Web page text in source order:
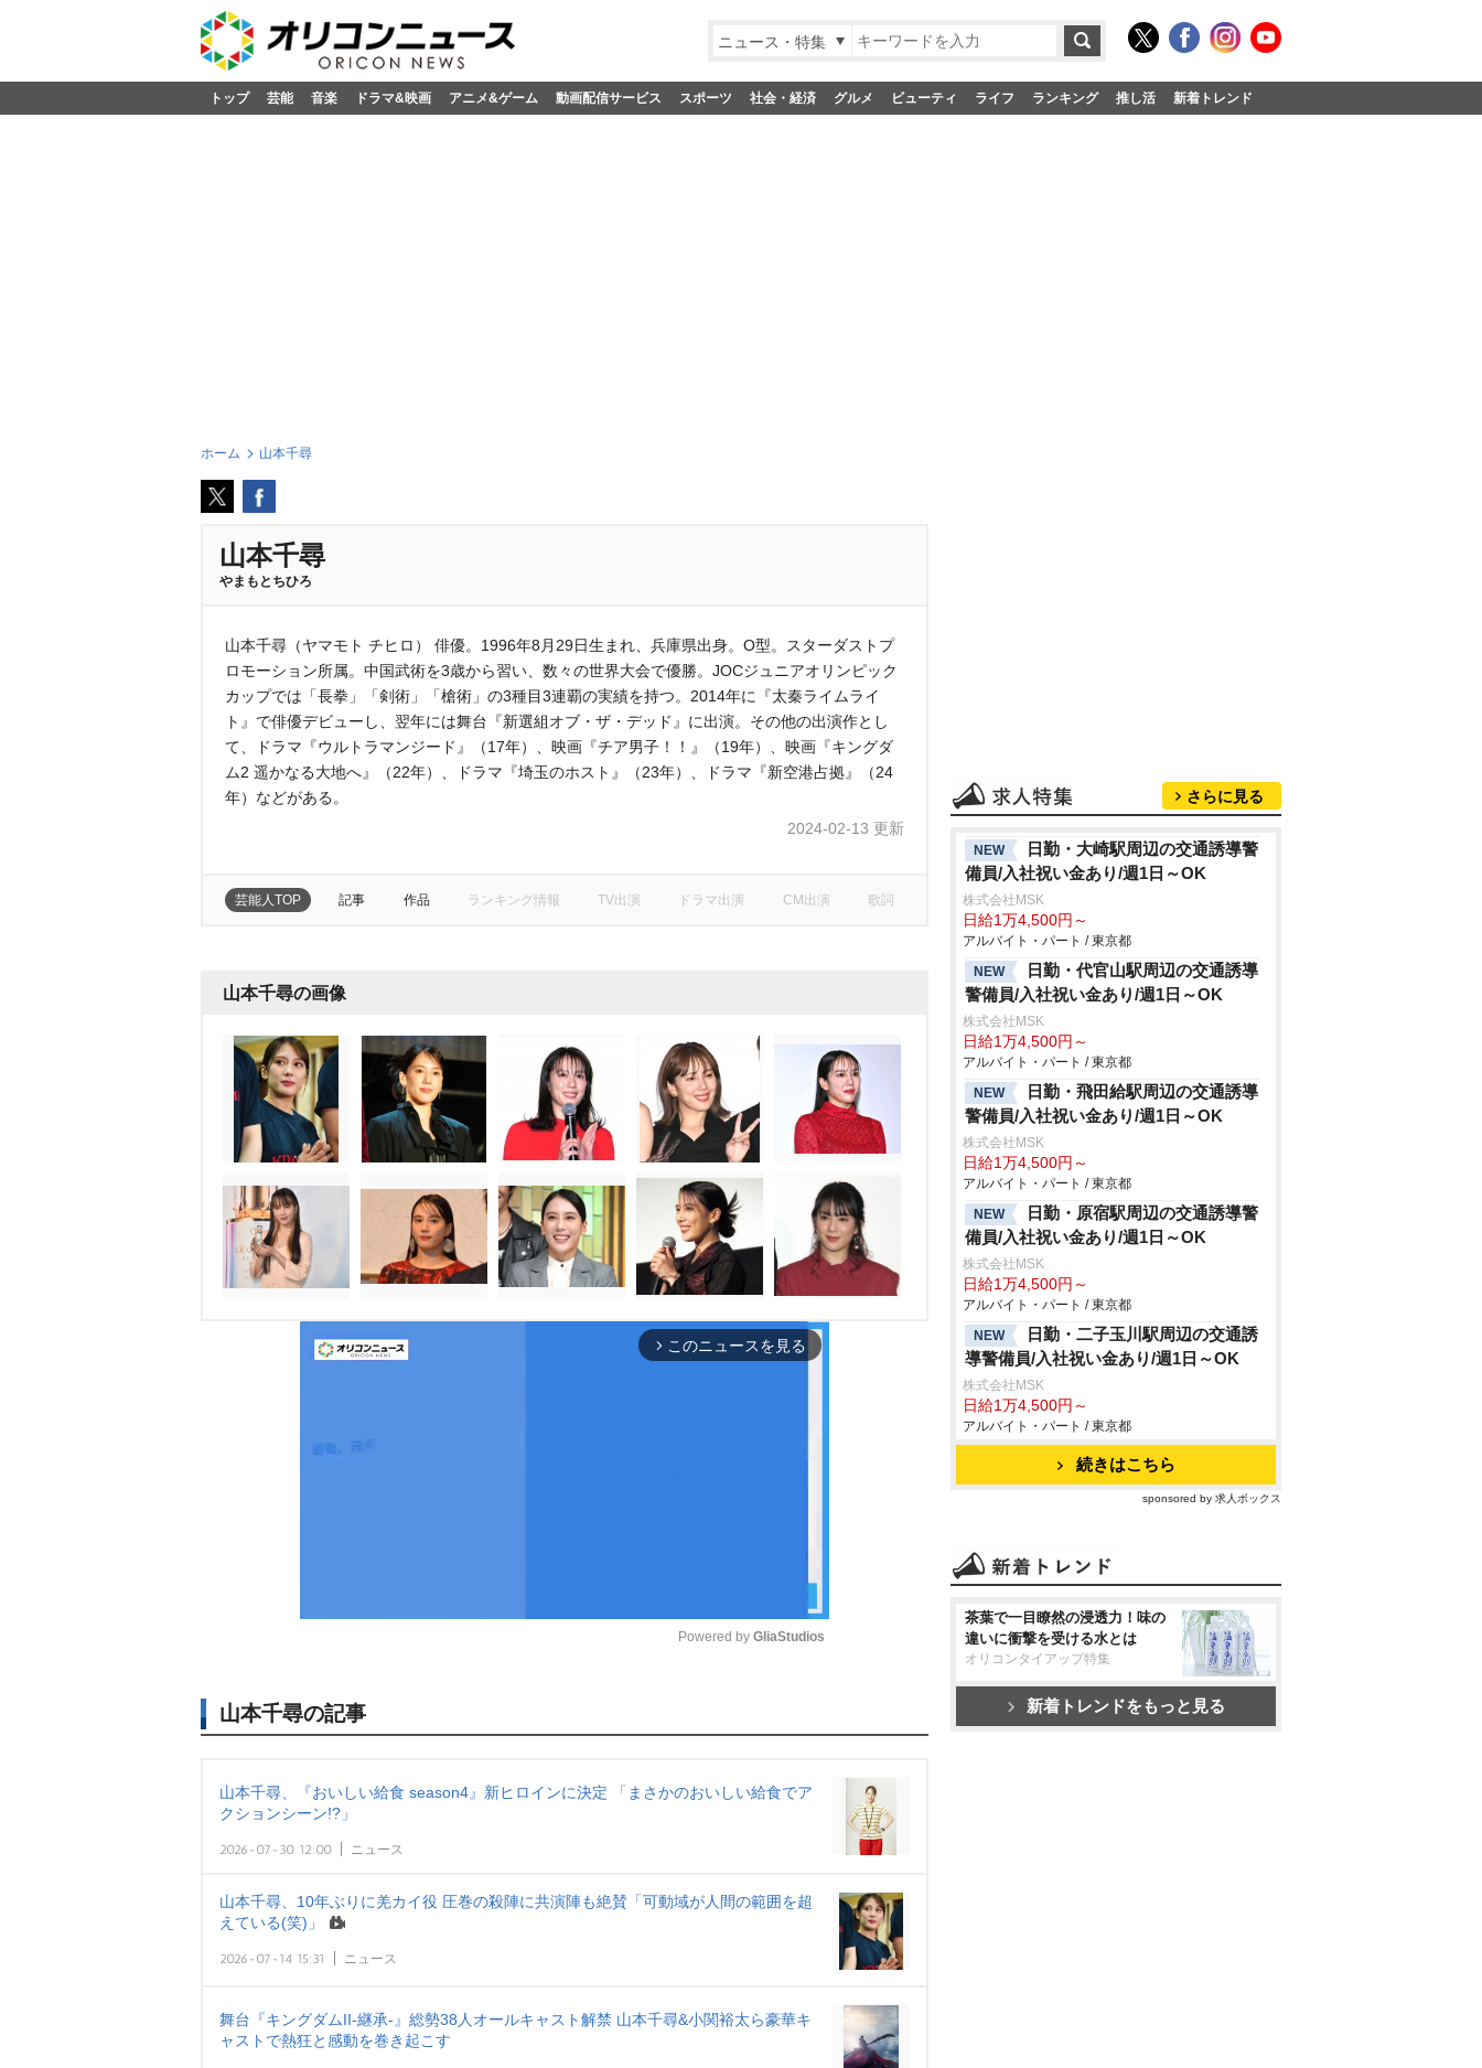
ニュース・特集
トップ 芸能 音楽 ドラマ&映画 アニメ&ゲーム 動画配信サービス スポーツ 社会・経済 グルメ ビューティ ライフ ランキング 推し活 新着トレンド
ホーム 山本千尋
山本千尋
まもとちひろ
山本千尋（ヤマモト チヒロ） 俳優。1996年8月29日生まれ、兵庫県出身。O型。スターダストプ
ロモーション所属。中国武術を3歳から習い、数々の世界大会で優勝。JOCジュニアオリンピック
カップでは「長拳」「剣術」「槍術」の3種目3連覇の実績を持つ。2014年に『太秦ライムライ
ト』で俳優デビューし、翌年には舞台『新選組オブ・ザ・デッド』に出演。その他の出演作とし
て、ドラマ『ウルトラマンジード』（17年）、映画『チア男子！！』（19年）、映画『キングダ
ム2 遥かなる大地へ』（22年）、ドラマ『埼玉のホスト』（23年）、ドラマ『新空港占拠』（24
年）などがある。
2024-02-13 更新
芸能人TOP 記事 作品 ランキング情報 TV出演 ドラマ出演 CM出演 歌詞
山本千尋の画像
arrow_forward_ios このニュースを見る
u
e
Powered by GliaStudios
山本千尋の記事
山本千尋、『おいしい給食 season4』新ヒロインに決定 「まさかのおいしい給食でア
クションシーン!?」
2026-07-30 12:00 ニュース
山本千尋、10年ぶりに羌カイ役 圧巻の殺陣に共演陣も絶賛「可動域が人間の範囲を超
えている(笑)」
2026-07-14 15:31 ニュース
舞台『キングダムII-継承-』総勢38人オールキャスト解禁 山本千尋&小関裕太ら豪華キ
ャストで熱狂と感動を巻き起こす
さらに見る
NEW
日勤・大崎駅周辺の交通誘導警
備員/入社祝い金あり/週1日～OK
株式会社MSK
日給1万4,500円～
アルバイト・パート / 東京都
NEW
日勤・代官山駅周辺の交通誘導
警備員/入社祝い金あり/週1日～OK
株式会社MSK
日給1万4,500円～
アルバイト・パート / 東京都
NEW
日勤・飛田給駅周辺の交通誘導
警備員/入社祝い金あり/週1日～OK
株式会社MSK
日給1万4,500円～
アルバイト・パート / 東京都
NEW
日勤・原宿駅周辺の交通誘導警
備員/入社祝い金あり/週1日～OK
株式会社MSK
日給1万4,500円～
アルバイト・パート / 東京都
NEW
日勤・二子玉川駅周辺の交通誘
導警備員/入社祝い金あり/週1日～OK
株式会社MSK
日給1万4,500円～
アルバイト・パート / 東京都
続きはこちら
sponsored by 求人ボックス
茶葉で一目瞭然の浸透力！味の
違いに衝撃を受ける水とは
オリコンタイアップ特集
新着トレンドをもっと見る